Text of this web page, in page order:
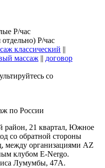
P/час
отдельно) P/час
классический
массаж
договор
со
по России
район, 21 квартал, Южное
со обратной стороны
между организациями AZ
клубом E-Nergo.
Лумумбы, 47А.